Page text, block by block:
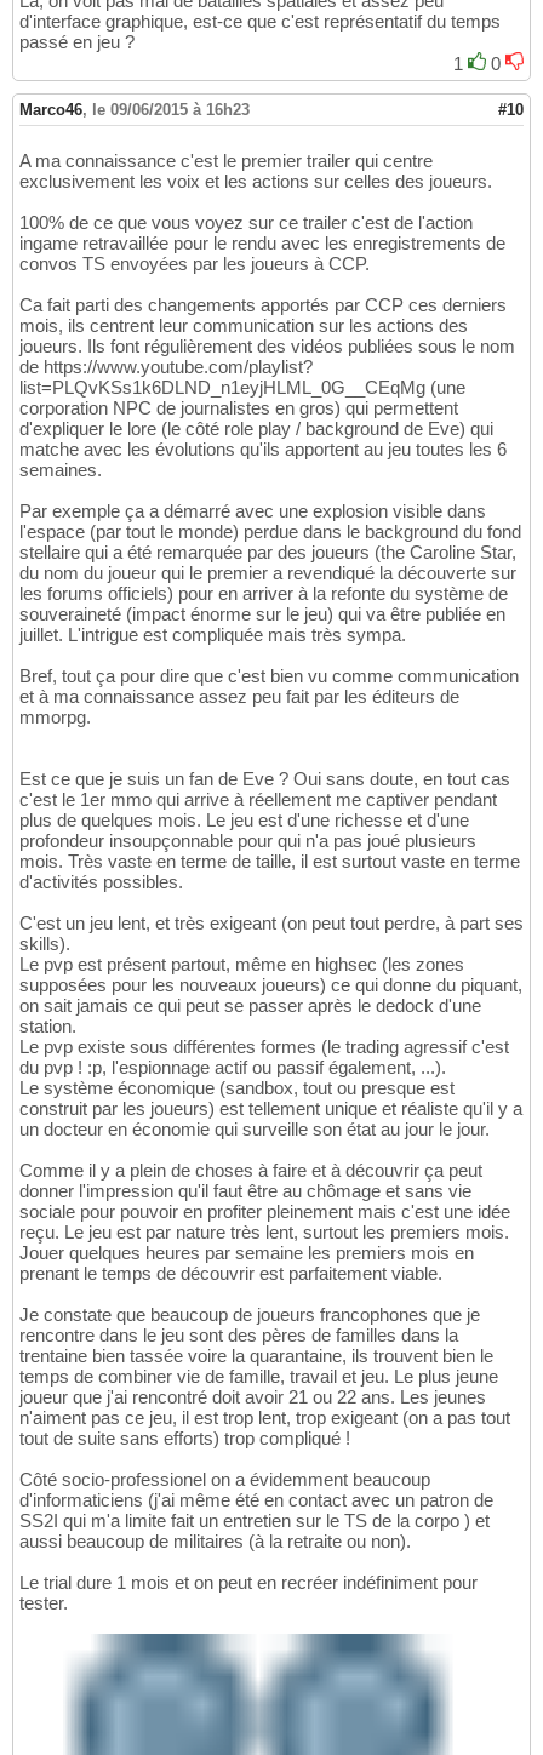
d'interface graphique, est-ce que c'est représentatif du temps
passé en jeu ?
1
0
Marco46, le 09/06/2015 à 16h23 #10
A ma connaissance c'est le premier trailer qui centre
exclusivement les voix et les actions sur celles des joueurs.
100% de ce que vous voyez sur ce trailer c'est de l'action
ingame retravaillée pour le rendu avec les enregistrements de
convos TS envoyées par les joueurs à CCP.
Ca fait parti des changements apportés par CCP ces derniers
mois, ils centrent leur communication sur les actions des
joueurs. Ils font régulièrement des vidéos publiées sous le nom
de https://www.youtube.com/playlist?
list=PLQvKSs1k6DLND_n1eyjHLML_0G__CEqMg (une
corporation NPC de journalistes en gros) qui permettent
d'expliquer le lore (le côté role play / background de Eve) qui
matche avec les évolutions qu'ils apportent au jeu toutes les 6
semaines.
Par exemple ça a démarré avec une explosion visible dans
l'espace (par tout le monde) perdue dans le background du fond
stellaire qui a été remarquée par des joueurs (the Caroline Star,
du nom du joueur qui le premier a revendiqué la découverte sur
les forums officiels) pour en arriver à la refonte du système de
souveraineté (impact énorme sur le jeu) qui va être publiée en
juillet. L'intrigue est compliquée mais très sympa.
Bref, tout ça pour dire que c'est bien vu comme communication
et à ma connaissance assez peu fait par les éditeurs de
mmorpg.
Est ce que je suis un fan de Eve ? Oui sans doute, en tout cas
c'est le 1er mmo qui arrive à réellement me captiver pendant
plus de quelques mois. Le jeu est d'une richesse et d'une
profondeur insoupçonnable pour qui n'a pas joué plusieurs
mois. Très vaste en terme de taille, il est surtout vaste en terme
d'activités possibles.
C'est un jeu lent, et très exigeant (on peut tout perdre, à part ses
skills).
Le pvp est présent partout, même en highsec (les zones
supposées pour les nouveaux joueurs) ce qui donne du piquant,
on sait jamais ce qui peut se passer après le dedock d'une
station.
Le pvp existe sous différentes formes (le trading agressif c'est
du pvp ! :p, l'espionnage actif ou passif également, ...).
Le système économique (sandbox, tout ou presque est
construit par les joueurs) est tellement unique et réaliste qu'il y a
un docteur en économie qui surveille son état au jour le jour.
Comme il y a plein de choses à faire et à découvrir ça peut
donner l'impression qu'il faut être au chômage et sans vie
sociale pour pouvoir en profiter pleinement mais c'est une idée
reçu. Le jeu est par nature très lent, surtout les premiers mois.
Jouer quelques heures par semaine les premiers mois en
prenant le temps de découvrir est parfaitement viable.
Je constate que beaucoup de joueurs francophones que je
rencontre dans le jeu sont des pères de familles dans la
trentaine bien tassée voire la quarantaine, ils trouvent bien le
temps de combiner vie de famille, travail et jeu. Le plus jeune
joueur que j'ai rencontré doit avoir 21 ou 22 ans. Les jeunes
n'aiment pas ce jeu, il est trop lent, trop exigeant (on a pas tout
tout de suite sans efforts) trop compliqué !
Côté socio-professionel on a évidemment beaucoup
d'informaticiens (j'ai même été en contact avec un patron de
SS2I qui m'a limite fait un entretien sur le TS de la corpo ) et
aussi beaucoup de militaires (à la retraite ou non).
Le trial dure 1 mois et on peut en recréer indéfiniment pour
tester.